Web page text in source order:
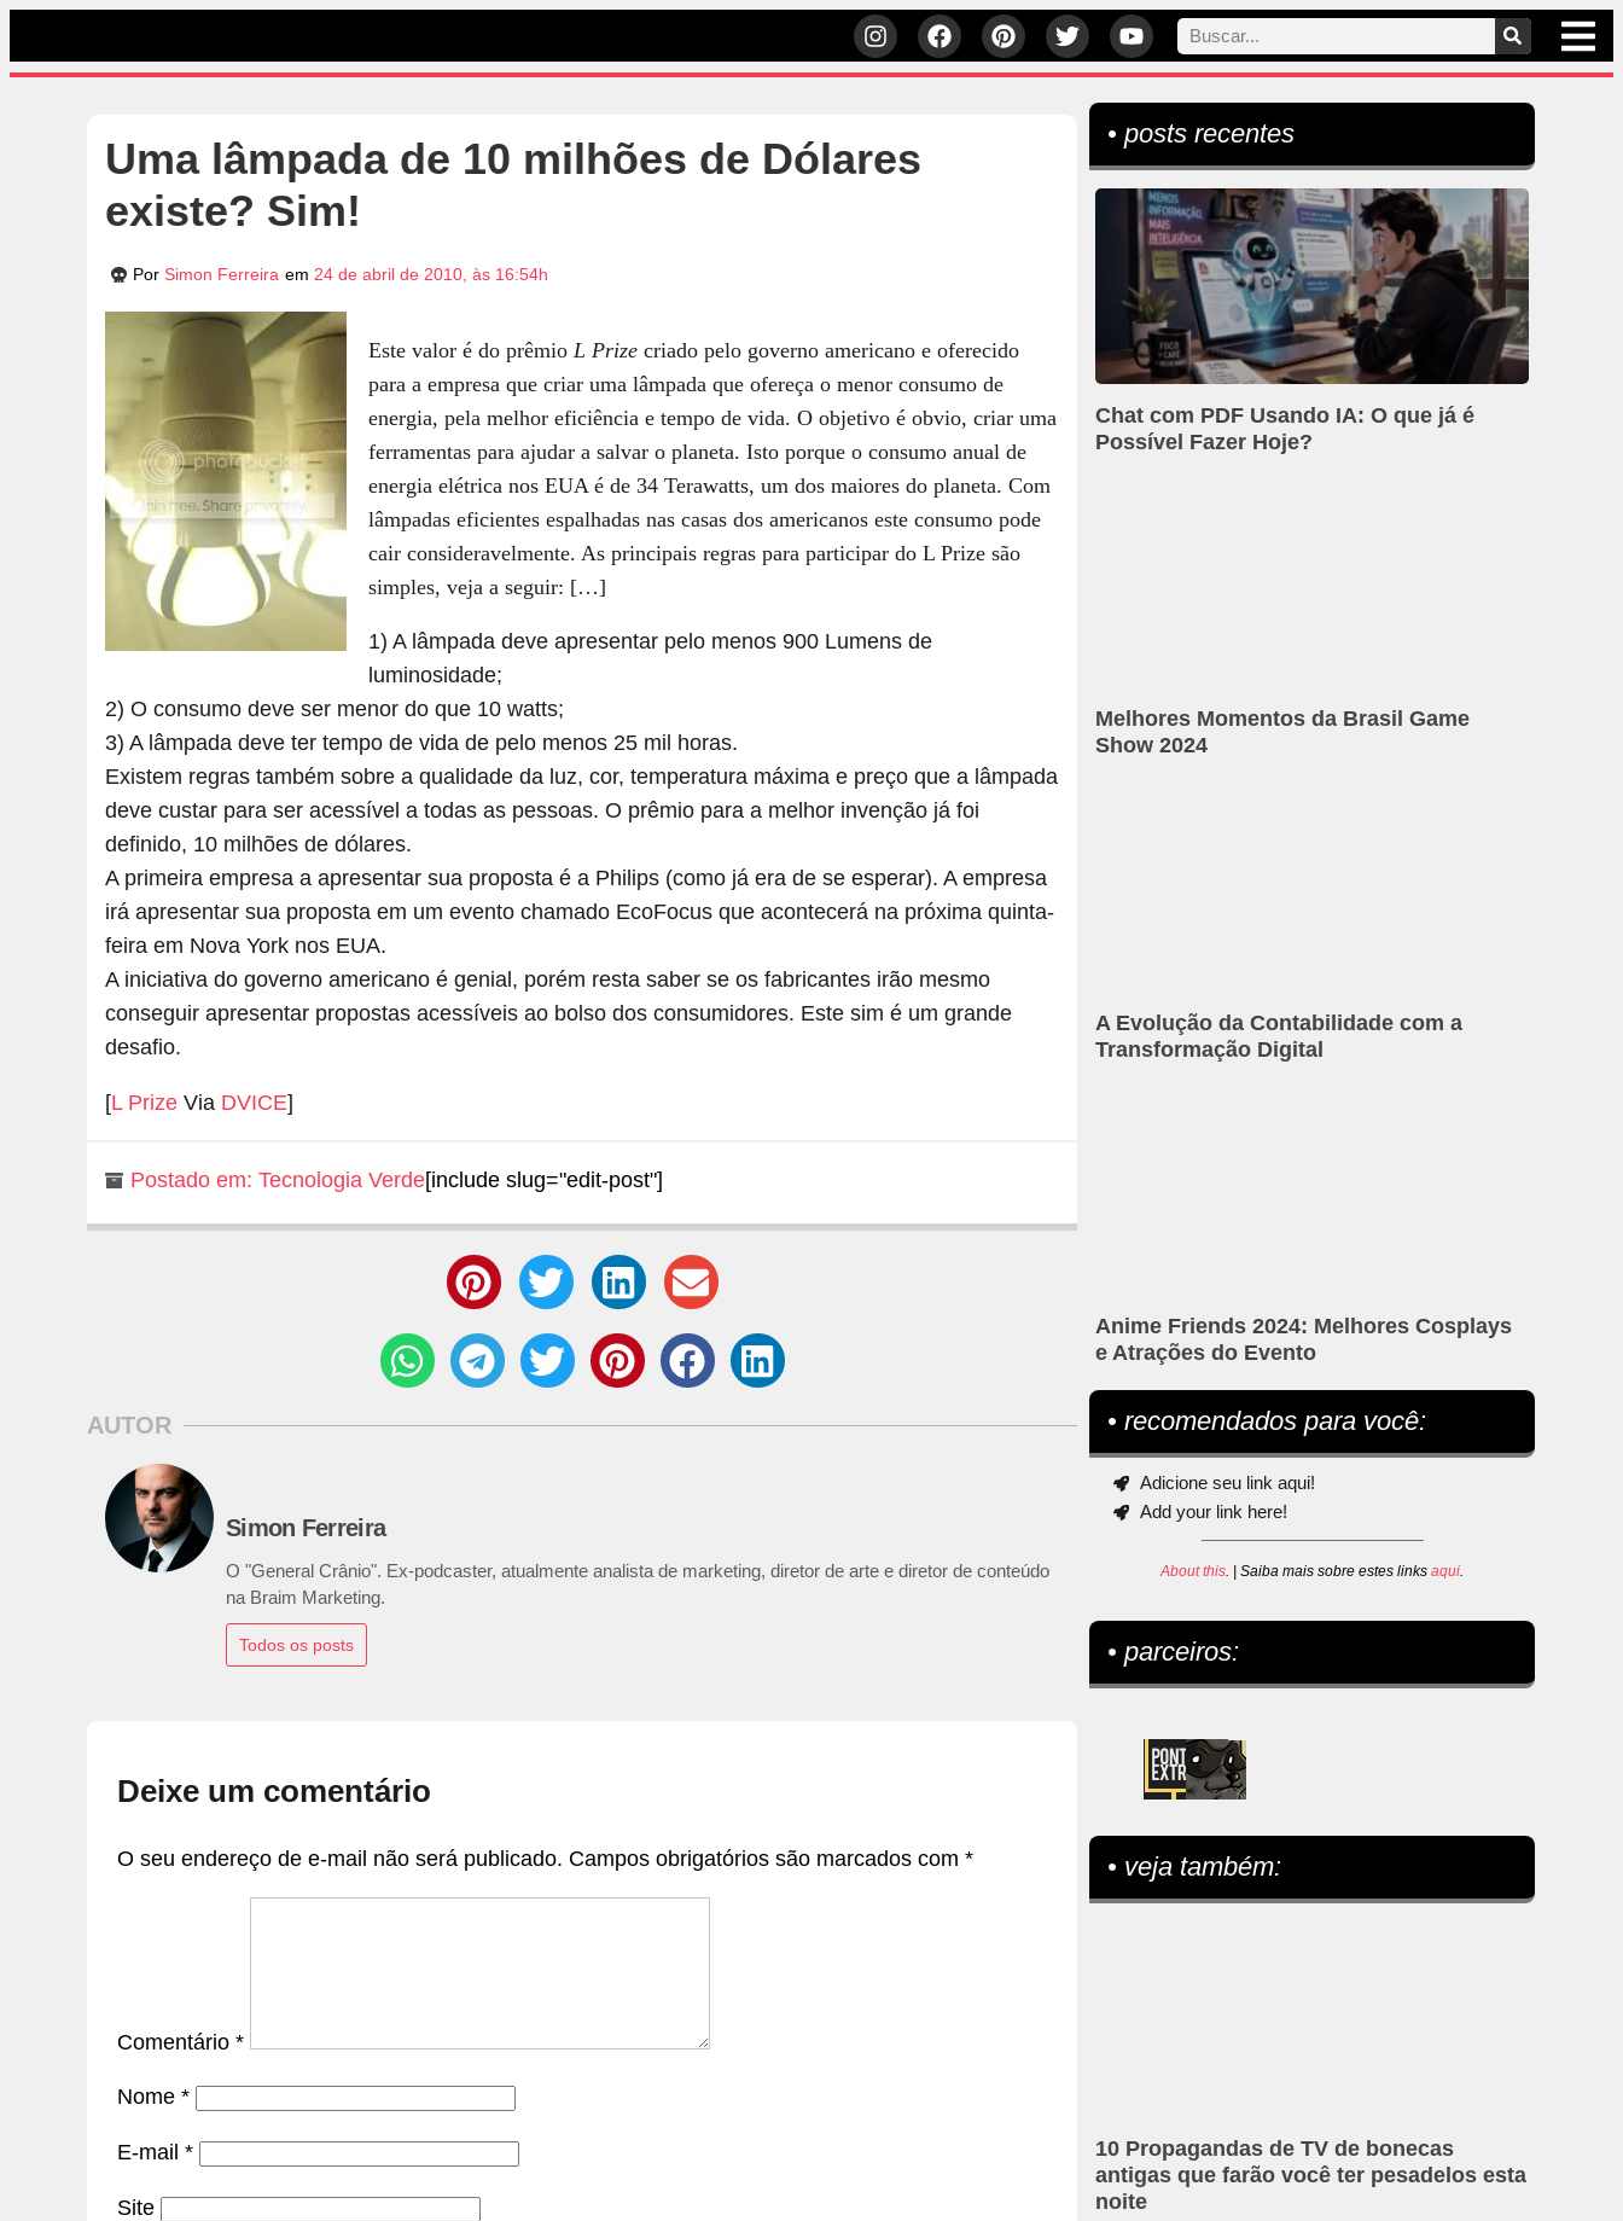
Uma lâmpada de 10 milhões de Dólares
existe? Sim!
Por Simon Ferreira em 24 de abril de 2010, às 16:54h
Este valor é do prêmio L Prizecriado pelo governo americano e oferecido
para a empresa que criar uma lâmpada que ofereça o menor consumo de
energia, pela melhor eficiência e tempo de vida. O objetivo é obvio, criar uma
ferramentas para ajudar a salvar o planeta. Isto porque o consumo anual de
energia elétrica nos EUA é de 34 Terawatts, um dos maiores do planeta. Com
lâmpadas eficientes espalhadas nas casas dos americanos este consumo pode
cair consideravelmente. As principais regras para participar do L Prize são
simples, veja a seguir: […]
1) A lâmpada deve apresentar pelo menos 900 Lumens de
luminosidade;
2) O consumo deve ser menor do que 10 watts;
3) A lâmpada deve ter tempo de vida de pelo menos 25 mil horas.
Existem regras também sobre a qualidade da luz, cor, temperatura máxima e preço que a lâmpada
deve custar para ser acessível a todas as pessoas. O prêmio para a melhor invenção já foi
definido, 10 milhões de dólares.
A primeira empresa a apresentar sua proposta é a Philips (como já era de se esperar). A empresa
irá apresentar sua proposta em um evento chamado EcoFocus que acontecerá na próxima quinta-
feira em Nova York nos EUA.
A iniciativa do governo americano é genial, porém resta saber se os fabricantes irão mesmo
conseguir apresentar propostas acessíveis ao bolso dos consumidores. Este sim é um grande
desafio.
[L Prize Via DVICE]
Postado em: Tecnologia Verde[include slug="edit-post"]
AUTOR
Simon Ferreira
O "General Crânio". Ex-podcaster, atualmente analista de marketing, diretor de arte e diretor de conteúdo
na Braim Marketing.
Todos os posts
Deixe um comentário
O seu endereço de e-mail não será publicado. Campos obrigatórios são marcados com *
Comentário *
Nome *
E-mail *
Site
• posts recentes
Chat com PDF Usando IA: O que já é
Possível Fazer Hoje?
Melhores Momentos da Brasil Game
Show 2024
A Evolução da Contabilidade com a
Transformação Digital
Anime Friends 2024: Melhores Cosplays
e Atrações do Evento
• recomendados para você:
Adicione seu link aqui!
Add your link here!
About this. | Saiba mais sobre estes linksaqui.
• parceiros:
• veja também:
10 Propagandas de TV de bonecas
antigas que farão você ter pesadelos esta
noite